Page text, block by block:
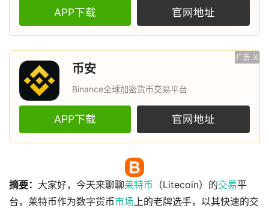
APP下载 官网地址
广告 X
币安
Binance全球加密货币交易平台
APP下载 官网地址
摘要： 大家好，今天来聊聊莱特币 （Litecoin）的交易平
台，莱特币作为数字货币市场 上的老牌选手，以其快速的交